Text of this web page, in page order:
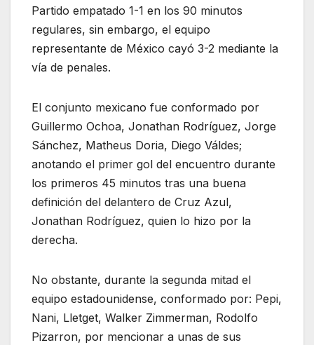
Partido empatado 1-1 en los 90 minutos
regulares, sin embargo, el equipo
representante de México cayó 3-2 mediante la
vía de penales.
El conjunto mexicano fue conformado por
Guillermo Ochoa, Jonathan Rodríguez, Jorge
Sánchez, Matheus Doria, Diego Váldes;
anotando el primer gol del encuentro durante
los primeros 45 minutos tras una buena
definición del delantero de Cruz Azul,
Jonathan Rodríguez, quien lo hizo por la
derecha.
No obstante, durante la segunda mitad el
equipo estadounidense, conformado por: Pepi,
Nani, Lletget, Walker Zimmerman, Rodolfo
Pizarron, por mencionar a unas de sus